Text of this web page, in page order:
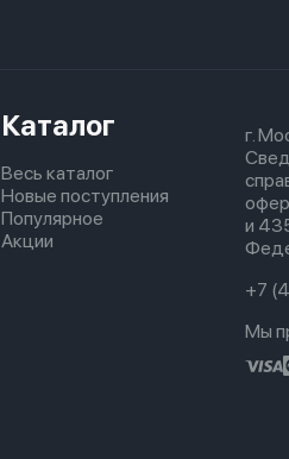
Каталог
Весь каталог
Новые поступления
Популярное
Акции
г.
и
+7
Мы